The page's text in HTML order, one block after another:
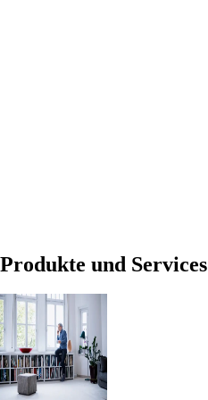
Produkte und Services